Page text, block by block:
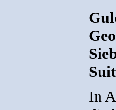
In